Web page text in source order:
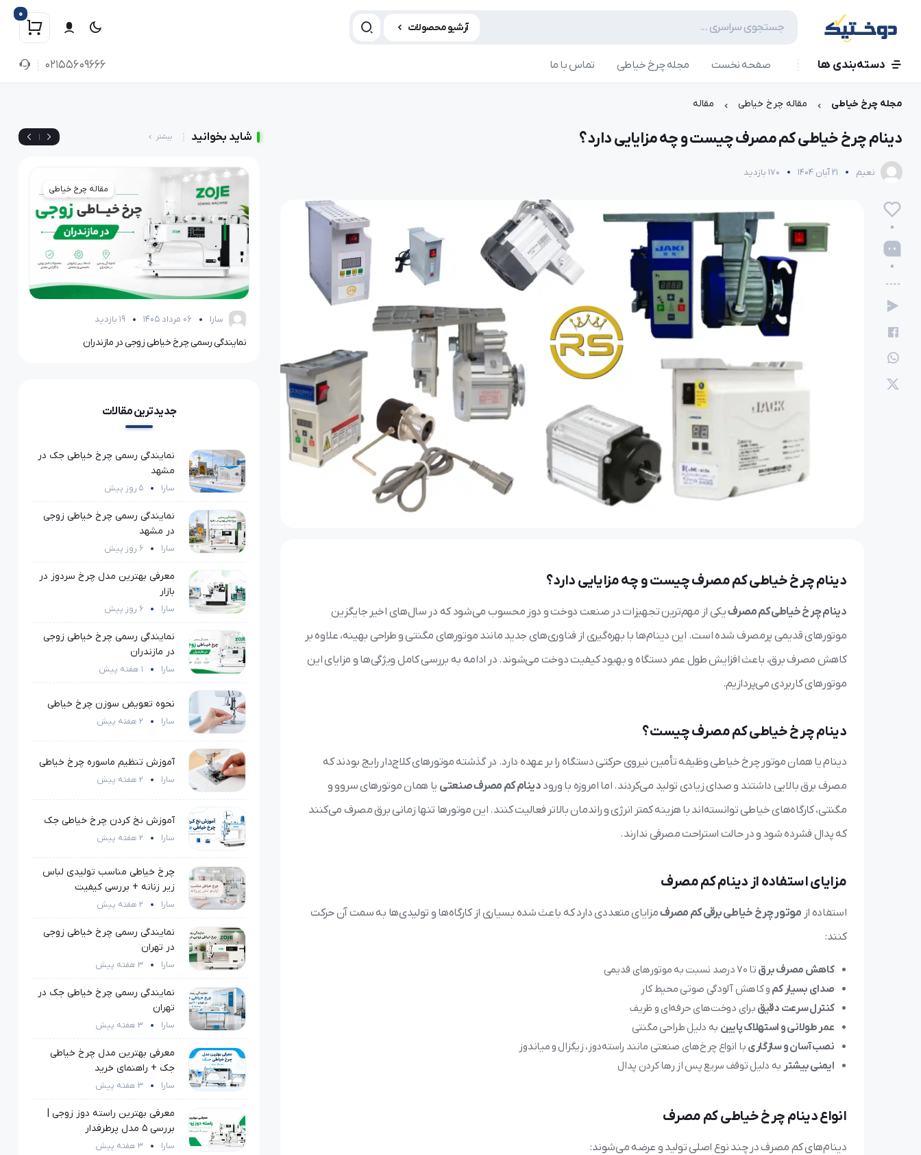
آرشیو محصولات
0
دسته‌بندی ها صفحه نخست مجله چرخ خیاطی تماس با ما 02155609666
مجله چرخ خیاطی مقاله چرخ خیاطی مقاله
دینام چرخ خیاطی کم مصرف چیست و چه مزایایی دارد؟
نعیم 21 آبان 1404 170 بازدید
0
0
دینام چرخ خیاطی کم مصرف چیست و چه مزایایی دارد؟
دینام چرخ خیاطی کم مصرفیکی از مهم‌ترین تجهیزات در صنعت دوخت و دوز محسوب می‌شود که در سال‌های اخیر جایگزین
موتورهای قدیمی پرمصرف شده است. این دینام‌ها با بهره‌گیری از فناوری‌های جدید مانند موتورهای مگنتی و طراحی بهینه، علاوه بر
کاهش مصرف برق، باعث افزایش طول عمر دستگاه و بهبود کیفیت دوخت می‌شوند. در ادامه به بررسی کامل ویژگی‌ها و مزایای این
موتورهای کاربردی می‌پردازیم.
دینام چرخ خیاطی کم مصرف چیست؟
دینام یا همان موتور چرخ خیاطی وظیفه تأمین نیروی حرکتی دستگاه را بر عهده دارد. در گذشته موتورهای کلاچ‌دار رایج بودند که
مصرف برق بالایی داشتند و صدای زیادی تولید می‌کردند. اما امروزه با ورود دینام کم مصرف صنعتی یا همان موتورهای سروو و
مگنتی، کارگاه‌های خیاطی توانسته‌اند با هزینه کمتر انرژی و راندمان بالاتر فعالیت کنند. این موتورها تنها زمانی برق مصرف می‌کنند
که پدال فشرده شود و در حالت استراحت مصرفی ندارند.
مزایای استفاده از دینام کم مصرف
استفاده از موتور چرخ خیاطی برقی کم مصرفمزایای متعددی دارد که باعث شده بسیاری از کارگاه‌ها و تولیدی‌ها به سمت آن حرکت
کنند:
کاهش مصرف برق تا ۷۰ درصد نسبت به موتورهای قدیمی
صدای بسیار کم و کاهش آلودگی صوتی محیط کار
کنترل سرعت دقیق برای دوخت‌های حرفه‌ای و ظریف
عمر طولانی و استهلاک پایین به دلیل طراحی مگنتی
نصب آسان و سازگاری با انواع چرخ‌های صنعتی مانند راسته‌دوز، زیگزال و میاندوز
ایمنی بیشتر به دلیل توقف سریع پس از رها کردن پدال
انواع دینام چرخ خیاطی کم مصرف
دینام‌های کم مصرف در چند نوع اصلی تولید و عرضه می‌شوند:
شاید بخوانید بیشتر |
امید 37 بازدید
بهترین چرخ خیاطی صنعتی برای تولیدی پوشاک کدام است؟
نعیم 21 آبان 1404
مقاله چرخ خیاطی
سارا 06 مرداد 1405 19 بازدید
نمایندگی رسمی چرخ خیاطی زوجی در مازندران
جدیدترین مقالات
نمایندگی رسمی چرخ خیاطی جک در
مشهد
سارا 5 روز پیش
نمایندگی رسمی چرخ خیاطی زوجی
در مشهد
سارا 6 روز پیش
معرفی بهترین مدل چرخ سردوز در
بازار
سارا 6 روز پیش
نمایندگی رسمی چرخ خیاطی زوجی
در مازندران
سارا 1 هفته پیش
نحوه تعویض سوزن چرخ خیاطی
سارا 2 هفته پیش
آموزش تنظیم ماسوره چرخ خیاطی
سارا 2 هفته پیش
آموزش نخ کردن چرخ خیاطی جک
سارا 2 هفته پیش
چرخ خیاطی مناسب تولیدی لباس
زیر زنانه + بررسی کیفیت
سارا 2 هفته پیش
نمایندگی رسمی چرخ خیاطی زوجی
در تهران
سارا 3 هفته پیش
نمایندگی رسمی چرخ خیاطی جک در
تهران
سارا 3 هفته پیش
معرفی بهترین مدل چرخ خیاطی
جک + راهنمای خرید
سارا 3 هفته پیش
معرفی بهترین راسته دوز زوجی |
بررسی 5 مدل پرطرفدار
سارا 3 هفته پیش